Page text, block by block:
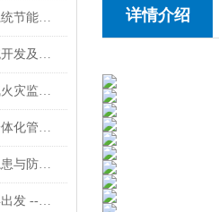
浅谈医院基于配电能效管理系统节能减排的实施
浅谈预付费低压集中抄表系统开发及应用
浅谈智慧消防在石油化工电气火灾监控系统的应用
告别能碳数据割裂！安科瑞一体化管控平台适配企业绿色转型
浅谈公共娱乐场所电气火灾隐患与防火对策分析
两战告捷不松劲，持续护航再出发 --记“430”和“531”完*收官
详情介绍